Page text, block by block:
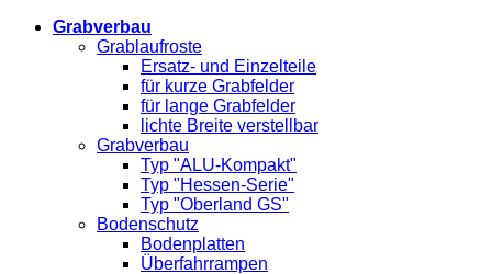
Grabverbau
Grablaufroste
Ersatz- und Einzelteile
für kurze Grabfelder
für lange Grabfelder
lichte Breite verstellbar
Grabverbau
Typ "ALU-Kompakt"
Typ "Hessen-Serie"
Typ "Oberland GS"
Bodenschutz
Bodenplatten
Überfahrrampen